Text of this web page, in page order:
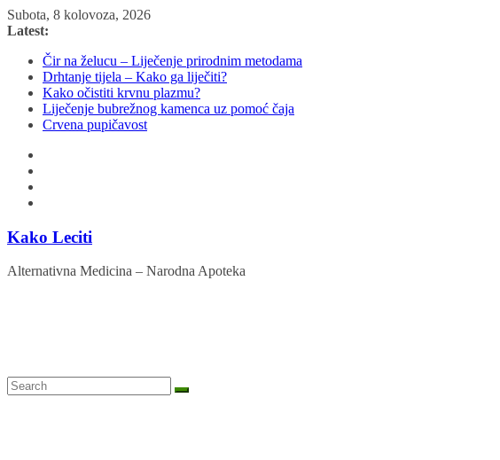
Skip
to
Subota, 8 kolovoza, 2026
Latest:
Čir na želucu – Liječenje prirodnim metodama
Drhtanje tijela – Kako ga liječiti?
Kako očistiti krvnu plazmu?
Liječenje bubrežnog kamenca uz pomoć čaja
Crvena pupičavost
Kako Leciti
Alternativna Medicina – Narodna Apoteka